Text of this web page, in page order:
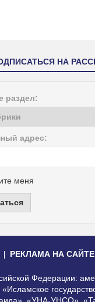
НА
раздел:
адрес:
меня
РЕКЛАМА НА САЙТЕ
Федерации:
«УНА-УНСО»,